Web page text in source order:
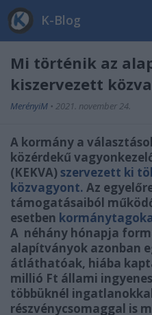
K-Blog
Mi történik az
kiszervezett
MerényiM • 2021. november 24.
A kormány a
közérdekű
(KEKVA)szervezett ki
közvagyont. Az
támogatásaiból
esetben
A néhány hónapja
alapítványok azonban
átláthatóak, hiába
millió Ft állami
többüknél
részvénycsomaggal is